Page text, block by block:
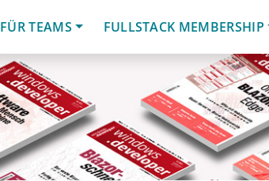
FÜR TEAMS
FULLSTACK MEMBERSHIP